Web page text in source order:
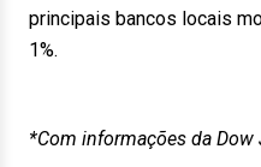
principais bancos locais
1%.
*Com informações da